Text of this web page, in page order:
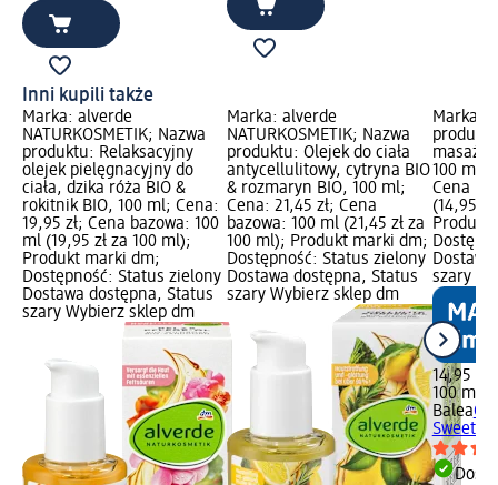
Inni kupili także
Marka: alverde
NATURKOSMETIK; Nazwa
produktu: Relaksacyjny
olejek pielęgnacyjny do
ciała, dzika róża BIO &
rokitnik BIO, 100 ml; Cena:
19,95 zł; Cena bazowa: 100
ml (19,95 zł za 100 ml);
Produkt marki dm;
Dostępność: Status zielony
Dostawa dostępna, Status
szary Wybierz sklep dm
Marka: alverde
NATURKOSMETIK; Nazwa
produktu: Olejek do ciała
antycellulitowy, cytryna BIO
& rozmaryn BIO, 100 ml;
Cena: 21,45 zł; Cena
bazowa: 100 ml (21,45 zł za
100 ml); Produkt marki dm;
Dostępność: Status zielony
Dostawa dostępna, Status
szary Wybierz sklep dm
Marka:
masażu
100 ml;
Cena
(14,95
Produkt
szary
14,95 zł
100 ml
Balea
Sweet